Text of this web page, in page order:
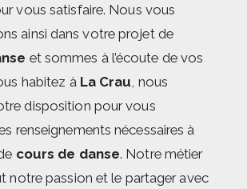
vous satisfaire. Nous vous
ainsi dans votre projet de
et sommes à l’écoute de vos
habitez à La Crau , nous
disposition pour vous
renseignements nécessaires à
cours de danse. Notre métier
notre passion et le partager avec